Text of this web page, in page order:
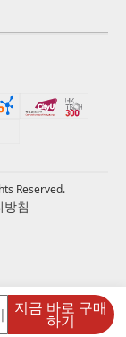
지금 바로 구매
하기
Reserved.
방침